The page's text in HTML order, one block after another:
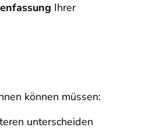
Ihrer
können müssen:
unterscheiden